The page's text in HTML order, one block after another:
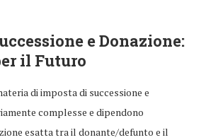
e Donazione:
il Futuro
di imposta di successione e
complesse e dipendono
esatta tra il donante/defunto e il